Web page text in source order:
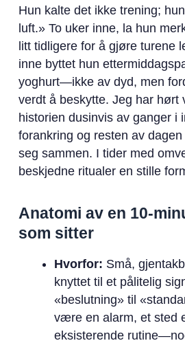
Hun kalte det ikke trening;
luft.» To uker inne, la hun
litt tidligere for å gjøre turene
inne byttet hun
yoghurt—ikke av dyd, men
verdt å beskytte. Jeg har hørt
historien dusinvis av ganger i
forankring og resten av
seg sammen. I tider med
beskjedne ritualer en stille
Anatomi av en 10-
som sitter
Hvorfor: Små,
knyttet til et pålitelig
«beslutning» til
være en alarm, et sted
eksisterende